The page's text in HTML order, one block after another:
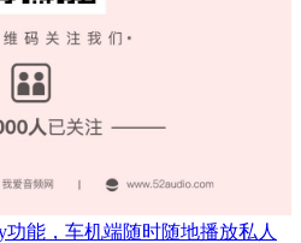
能，车机端随时随地播放私人